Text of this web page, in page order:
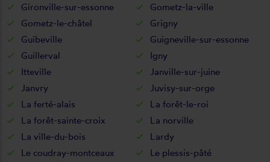
Gironville-sur-essonne
Gometz-la-ville
Gometz-le-châtel
Grigny
Guibeville
Guigneville-sur-essonne
Guillerval
Igny
Itteville
Janville-sur-juine
Janvry
Juvisy-sur-orge
La ferté-alais
La forêt-le-roi
La forêt-sainte-croix
La norville
La ville-du-bois
Lardy
Le coudray-montceaux
Le plessis-pâté